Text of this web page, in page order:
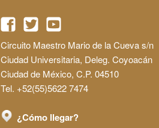
Circuito Maestro Mario de la Cueva s/n
Ciudad Universitaria, Deleg. Coyoacán
Ciudad de México, C.P. 04510
Tel. +52(55)5622 7474
¿Cómo llegar?